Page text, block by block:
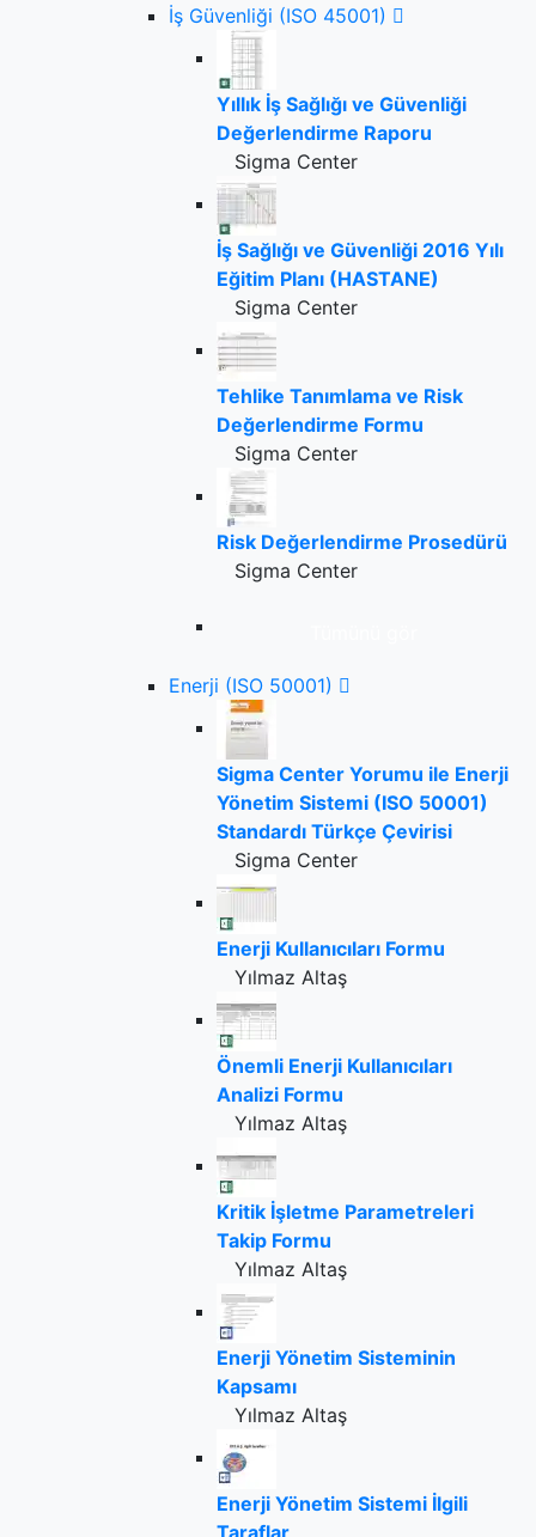
İş Güvenliği (ISO 45001)
Yıllık İş Sağlığı ve Güvenliği
Değerlendirme Raporu
Sigma Center
İş Sağlığı ve Güvenliği 2016 Yılı
Eğitim Planı (HASTANE)
Sigma Center
Tehlike Tanımlama ve Risk
Değerlendirme Formu
Sigma Center
Risk Değerlendirme Prosedürü
Sigma Center
Enerji (ISO 50001)
Sigma Center Yorumu ile Enerji
Yönetim Sistemi (ISO 50001)
Standardı Türkçe Çevirisi
Sigma Center
Enerji Kullanıcıları Formu
Yılmaz Altaş
Önemli Enerji Kullanıcıları
Analizi Formu
Yılmaz Altaş
Kritik İşletme Parametreleri
Takip Formu
Yılmaz Altaş
Enerji Yönetim Sisteminin
Kapsamı
Yılmaz Altaş
Enerji Yönetim Sistemi İlgili
Taraflar